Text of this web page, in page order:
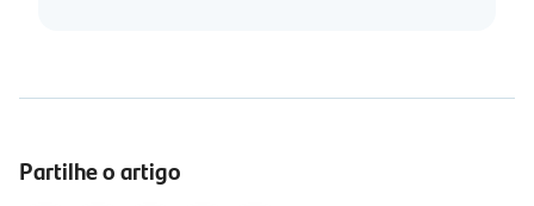
Partilhe o artigo